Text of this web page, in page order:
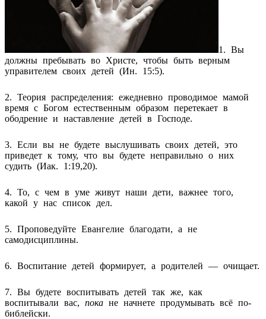
1. Вы
должны пребывать во Христе, чтобы быть верным
управителем своих детей (Ин. 15:5).
2. Теория распределения: ежедневно проводимое мамой
время с Богом естественным образом перетекает в
ободрение и наставление детей в Господе.
3. Если вы не будете выслушивать своих детей, это
приведет к тому, что вы будете неправильно о них
судить (Иак. 1:19,20).
4. То, с чем в уме живут наши дети, важнее того,
какой у нас список дел.
5. Проповедуйте Евангелие благодати, а не
самодисциплины.
6. Воспитание детей формирует, а родителей — очищает.
7. Вы будете воспитывать детей так же, как
воспитывали вас, пока не начнете продумывать всё по-
библейски.